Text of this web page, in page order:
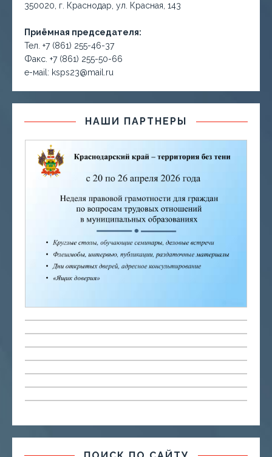
350020, г. Краснодар, ул. Красная, 143
Приёмная председателя:
Тел. +7 (861) 255-46-37
Факс. +7 (861) 255-50-66
е-маil: ksps23@mail.ru
НАШИ ПАРТНЕРЫ